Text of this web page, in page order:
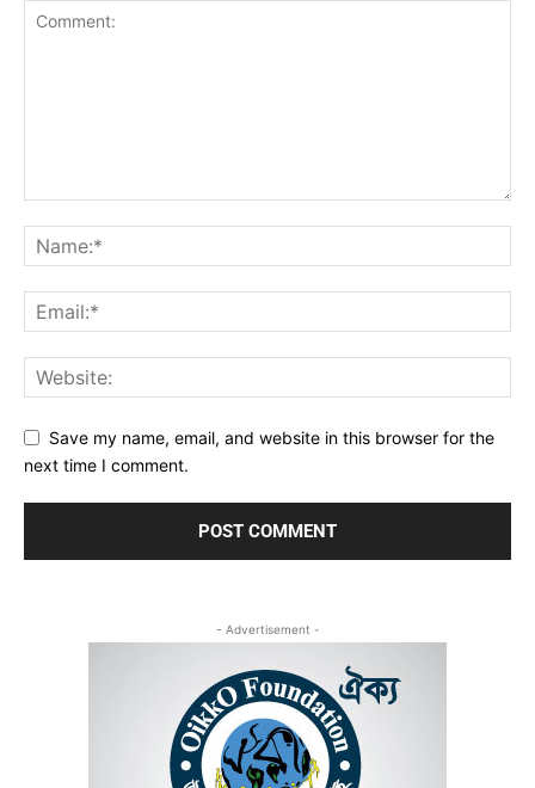
Save my name, email, and website in this browser for the
next time I comment.
- Advertisement -